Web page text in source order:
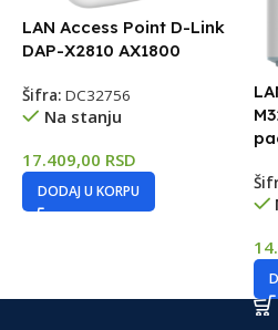
LAN Access Point D-Link
DAP-X2810 AX1800
Šifra: DC32756
Na stanju
17.409,00 RSD
DODAJ U KORPU